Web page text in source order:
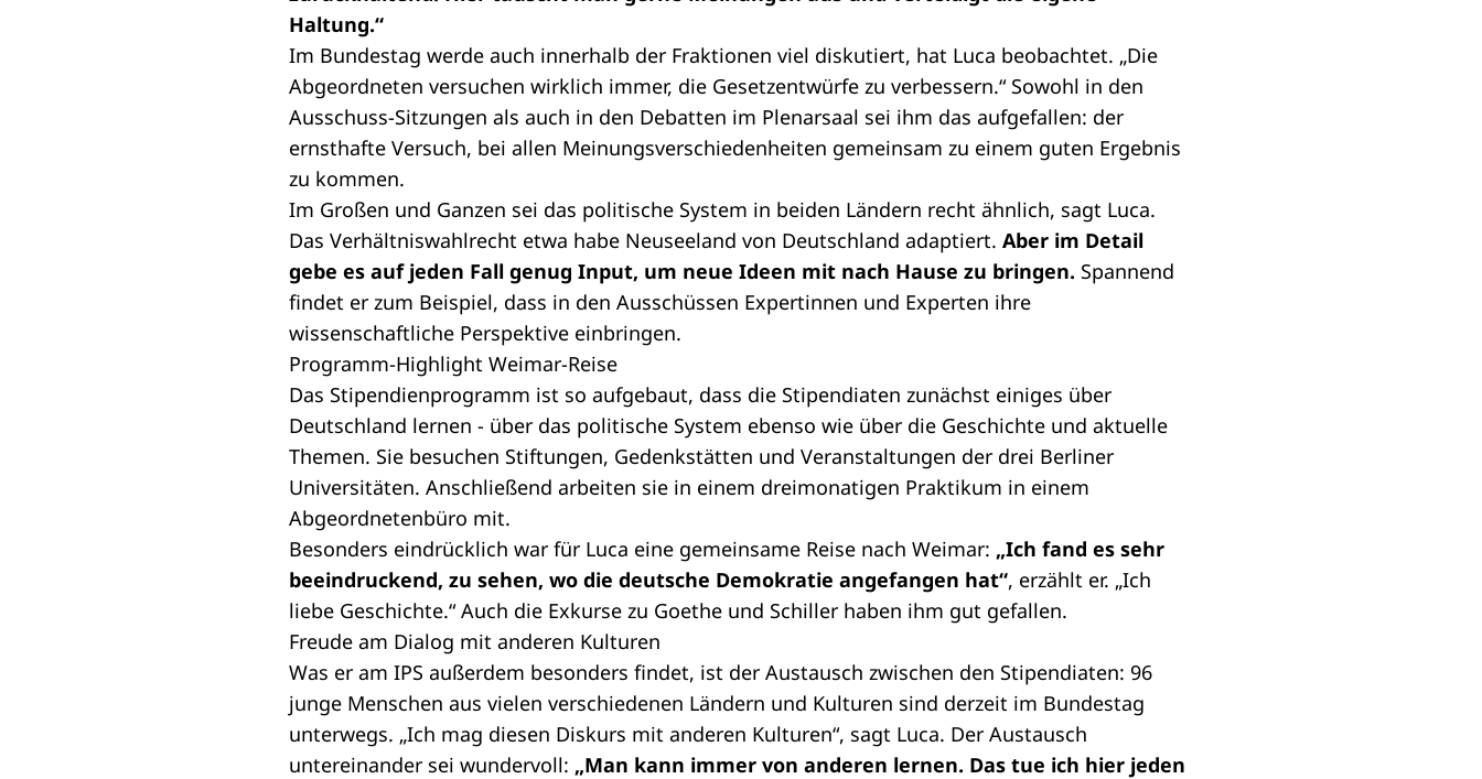
Haltung.“
Im Bundestag werde auch innerhalb der Fraktionen viel diskutiert, hat Luca beobachtet. „Die
Abgeordneten versuchen wirklich immer, die Gesetzentwürfe zu verbessern.“ Sowohl in den
Ausschuss-Sitzungen als auch in den Debatten im Plenarsaal sei ihm das aufgefallen: der
ernsthafte Versuch, bei allen Meinungsverschiedenheiten gemeinsam zu einem guten Ergebnis
zu kommen.
Im Großen und Ganzen sei das politische System in beiden Ländern recht ähnlich, sagt Luca.
Das Verhältniswahlrecht etwa habe Neuseeland von Deutschland adaptiert. Aber im Detail
gebe es auf jeden Fall genug Input, um neue Ideen mit nach Hause zu bringen. Spannend
findet er zum Beispiel, dass in den Ausschüssen Expertinnen und Experten ihre
wissenschaftliche Perspektive einbringen.
Programm-Highlight Weimar-Reise
Das Stipendienprogramm ist so aufgebaut, dass die Stipendiaten zunächst einiges über
Deutschland lernen - über das politische System ebenso wie über die Geschichte und aktuelle
Themen. Sie besuchen Stiftungen, Gedenkstätten und Veranstaltungen der drei Berliner
Universitäten. Anschließend arbeiten sie in einem dreimonatigen Praktikum in einem
Abgeordnetenbüro mit.
Besonders eindrücklich war für Luca eine gemeinsame Reise nach Weimar: „Ich fand es sehr
beeindruckend, zu sehen, wo die deutsche Demokratie angefangen hat“, erzählt er. „Ich
liebe Geschichte.“ Auch die Exkurse zu Goethe und Schiller haben ihm gut gefallen.
Freude am Dialog mit anderen Kulturen
Was er am IPS außerdem besonders findet, ist der Austausch zwischen den Stipendiaten: 96
junge Menschen aus vielen verschiedenen Ländern und Kulturen sind derzeit im Bundestag
unterwegs. „Ich mag diesen Diskurs mit anderen Kulturen“, sagt Luca. Der Austausch
untereinander sei wundervoll: „Man kann immer von anderen lernen. Das tue ich hier jeden